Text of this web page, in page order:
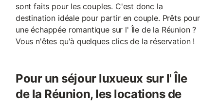
sont faits pour les couples. C'est donc la
destination idéale pour partir en couple. Prêts pour
une échappée romantique sur l' Île de la Réunion ?
Vous n'êtes qu'à quelques clics de la réservation !
Pour un séjour luxueux sur l' Île
de la Réunion, les locations de